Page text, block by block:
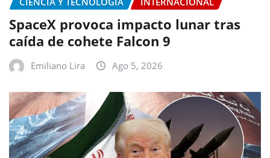
SpaceX provoca impacto lunar tras
caída de cohete Falcon 9
Emiliano Lira Ago 5, 2026